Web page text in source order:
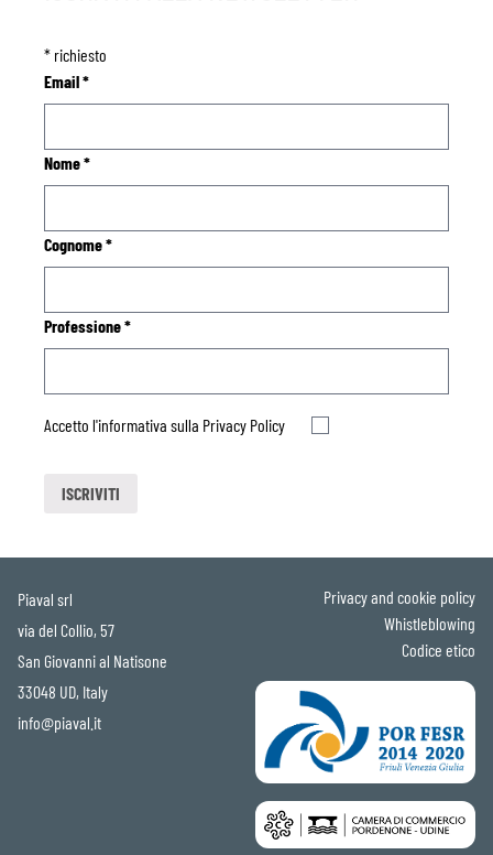
* richiesto
Email*
Nome*
Cognome*
Professione*
Accetto l'informativa sulla Privacy Policy
Piaval srl
via del Collio, 57
San Giovanni al Natisone
33048 UD, Italy
info@piaval.it
Privacy and cookie policy
Whistleblowing
Codice etico